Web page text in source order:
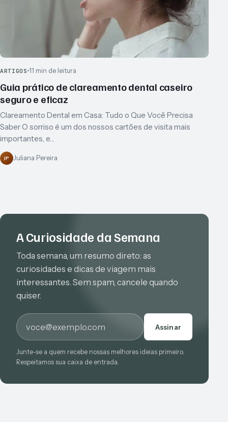
ARTIGOS 11 min de leitura
Guia prático de clareamento dental caseiro
seguro e eficaz
Clareamento Dental em Casa: Tudo o Que Você Precisa
Saber O sorriso é um dos nossos cartões de visita mais
importantes, e…
JP Juliana Pereira
A Curiosidade da Semana
Toda semana, um resumo direto: as
curiosidades e dicas de viagem mais
interessantes. Sem spam, cancele quando
quiser.
E-mail
Assinar
Junte-se a quem recebe nossas melhores ideias primeiro.
Respeitamos sua caixa de entrada.